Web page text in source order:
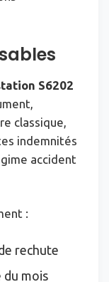
S6202
classique,
indemnités
accident
:
rechute
du mois